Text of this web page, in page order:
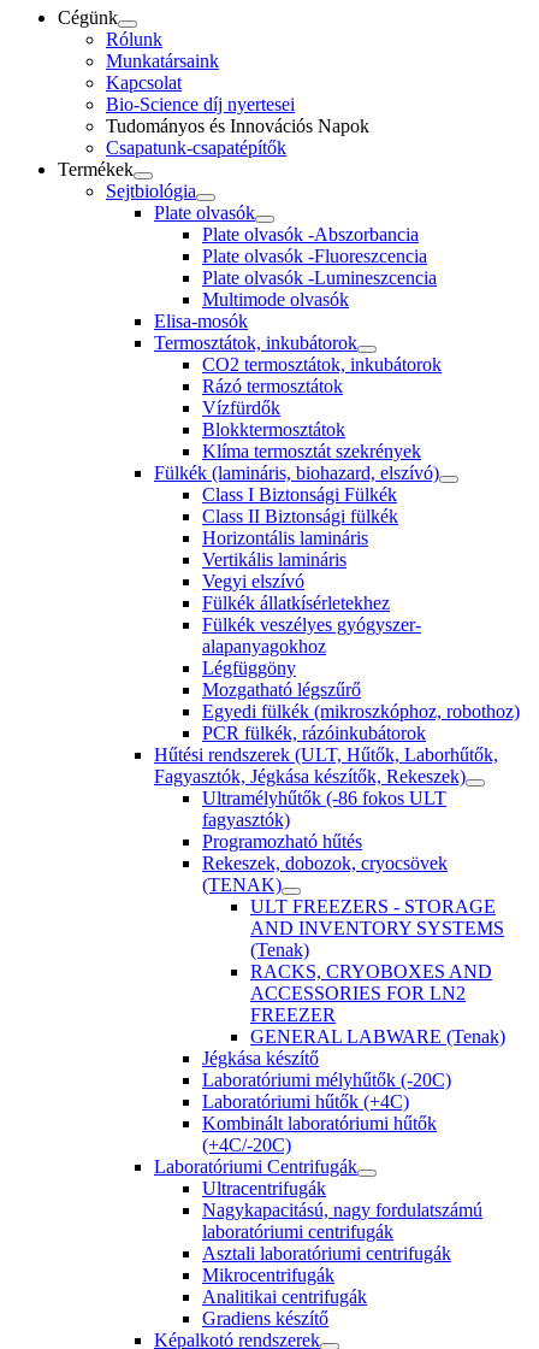
Cégünk
Rólunk
Munkatársaink
Kapcsolat
Bio-Science díj nyertesei
Tudományos és Innovációs Napok
Csapatunk-csapatépítők
Termékek
Sejtbiológia
Plate olvasók
Plate olvasók -Abszorbancia
Plate olvasók -Fluoreszcencia
Plate olvasók -Lumineszcencia
Multimode olvasók
Elisa-mosók
Termosztátok, inkubátorok
CO2 termosztátok, inkubátorok
Rázó termosztátok
Vízfürdők
Blokktermosztátok
Klíma termosztát szekrények
Fülkék (lamináris, biohazard, elszívó)
Class I Biztonsági Fülkék
Class II Biztonsági fülkék
Horizontális lamináris
Vertikális lamináris
Vegyi elszívó
Fülkék állatkísérletekhez
Fülkék veszélyes gyógyszer-
alapanyagokhoz
Légfüggöny
Mozgatható légszűrő
Egyedi fülkék (mikroszkóphoz, robothoz)
PCR fülkék, rázóinkubátorok
Hűtési rendszerek (ULT, Hűtők, Laborhűtők,
Fagyasztók, Jégkása készítők, Rekeszek)
Ultramélyhűtők (-86 fokos ULT
fagyasztók)
Programozható hűtés
Rekeszek, dobozok, cryocsövek
(TENAK)
ULT FREEZERS - STORAGE
AND INVENTORY SYSTEMS
(Tenak)
RACKS, CRYOBOXES AND
ACCESSORIES FOR LN2
FREEZER
GENERAL LABWARE (Tenak)
Jégkása készítő
Laboratóriumi mélyhűtők (-20C)
Laboratóriumi hűtők (+4C)
Kombinált laboratóriumi hűtők
(+4C/-20C)
Laboratóriumi Centrifugák
Ultracentrifugák
Nagykapacitású, nagy fordulatszámú
laboratóriumi centrifugák
Asztali laboratóriumi centrifugák
Mikrocentrifugák
Analitikai centrifugák
Gradiens készítő
Képalkotó rendszerek